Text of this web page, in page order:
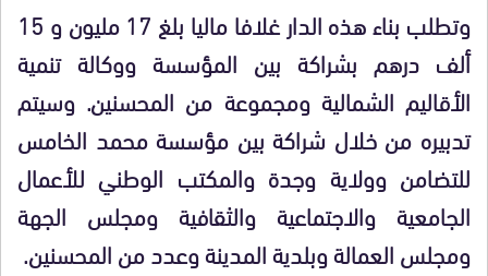
وتطلب بناء هذه الدار غلافا ماليا بلغ 17 مليون و 15
ألف درهم بشراكة بين المؤسسة ووكالة تنمية
الأقاليم الشمالية ومجموعة من المحسنين. وسيتم
تدبيره من خلال شراكة بين مؤسسة محمد الخامس
للتضامن وولاية وجدة والمكتب الوطني للأعمال
الجامعية والاجتماعية والثقافية ومجلس الجهة
ومجلس العمالة وبلدية المدينة وعدد من المحسنين.